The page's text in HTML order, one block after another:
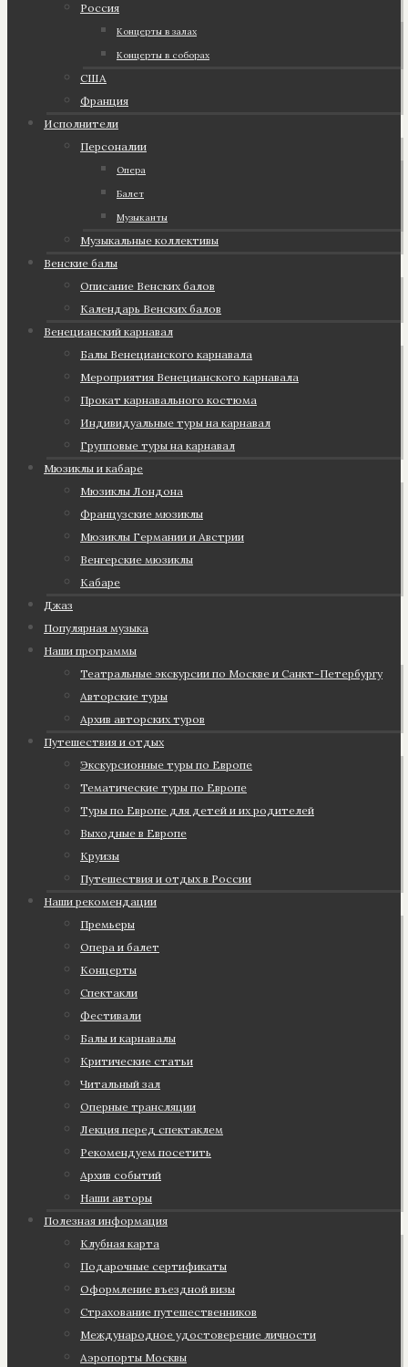
Россия
Концерты в залах
Концерты в соборах
США
Франция
Исполнители
Персоналии
Опера
Балет
Музыканты
Музыкальные коллективы
Венские балы
Описание Венских балов
Календарь Венских балов
Венецианский карнавал
Балы Венецианского карнавала
Мероприятия Венецианского карнавала
Прокат карнавального костюма
Индивидуальные туры на карнавал
Групповые туры на карнавал
Мюзиклы и кабаре
Мюзиклы Лондона
Французские мюзиклы
Мюзиклы Германии и Австрии
Венгерские мюзиклы
Кабаре
Джаз
Популярная музыка
Наши программы
Театральные экскурсии по Москве и Санкт-Петербургу
Авторские туры
Архив авторских туров
Путешествия и отдых
Экскурсионные туры по Европе
Тематические туры по Европе
Туры по Европе для детей и их родителей
Выходные в Европе
Круизы
Путешествия и отдых в России
Наши рекомендации
Премьеры
Опера и балет
Концерты
Спектакли
Фестивали
Балы и карнавалы
Критические статьи
Читальный зал
Оперные трансляции
Лекция перед спектаклем
Рекомендуем посетить
Архив событий
Наши авторы
Полезная информация
Клубная карта
Подарочные сертификаты
Оформление въездной визы
Страхование путешественников
Международное удостоверение личности
Аэропорты Москвы